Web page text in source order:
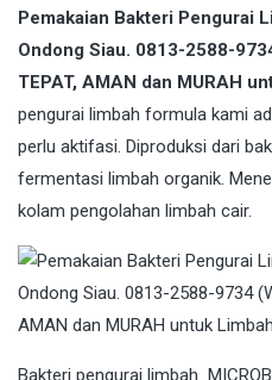
Pemakaian Bakteri Pengurai
Ondong Siau. 0813-2588-
TEPAT, AMAN dan MURAH
pengurai limbah formula kami
perlu aktifasi. Diproduksi dari
fermentasi limbah organik.
kolam pengolahan limbah cair.
Bakteri pengurai limbah